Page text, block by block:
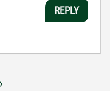
REPLY